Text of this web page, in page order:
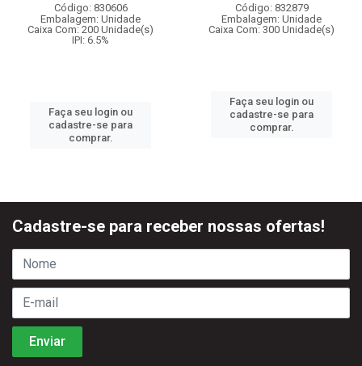
Código: 830606
Embalagem: Unidade
Caixa Com: 200 Unidade(s)
IPI: 6.5%
Faça seu login ou
cadastre-se para
comprar.
Código: 832879
Embalagem: Unidade
Caixa Com: 300 Unidade(s)
Faça seu login ou
cadastre-se para
comprar.
Cadastre-se para receber nossas ofertas!